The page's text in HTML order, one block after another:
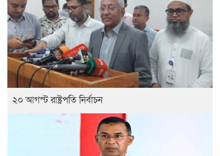
২০ আগস্ট রাষ্ট্রপতি নির্বাচন